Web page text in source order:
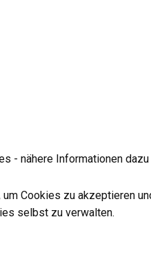
- nähere Informationen
um Cookies zu akzeptieren
selbst zu verwalten.